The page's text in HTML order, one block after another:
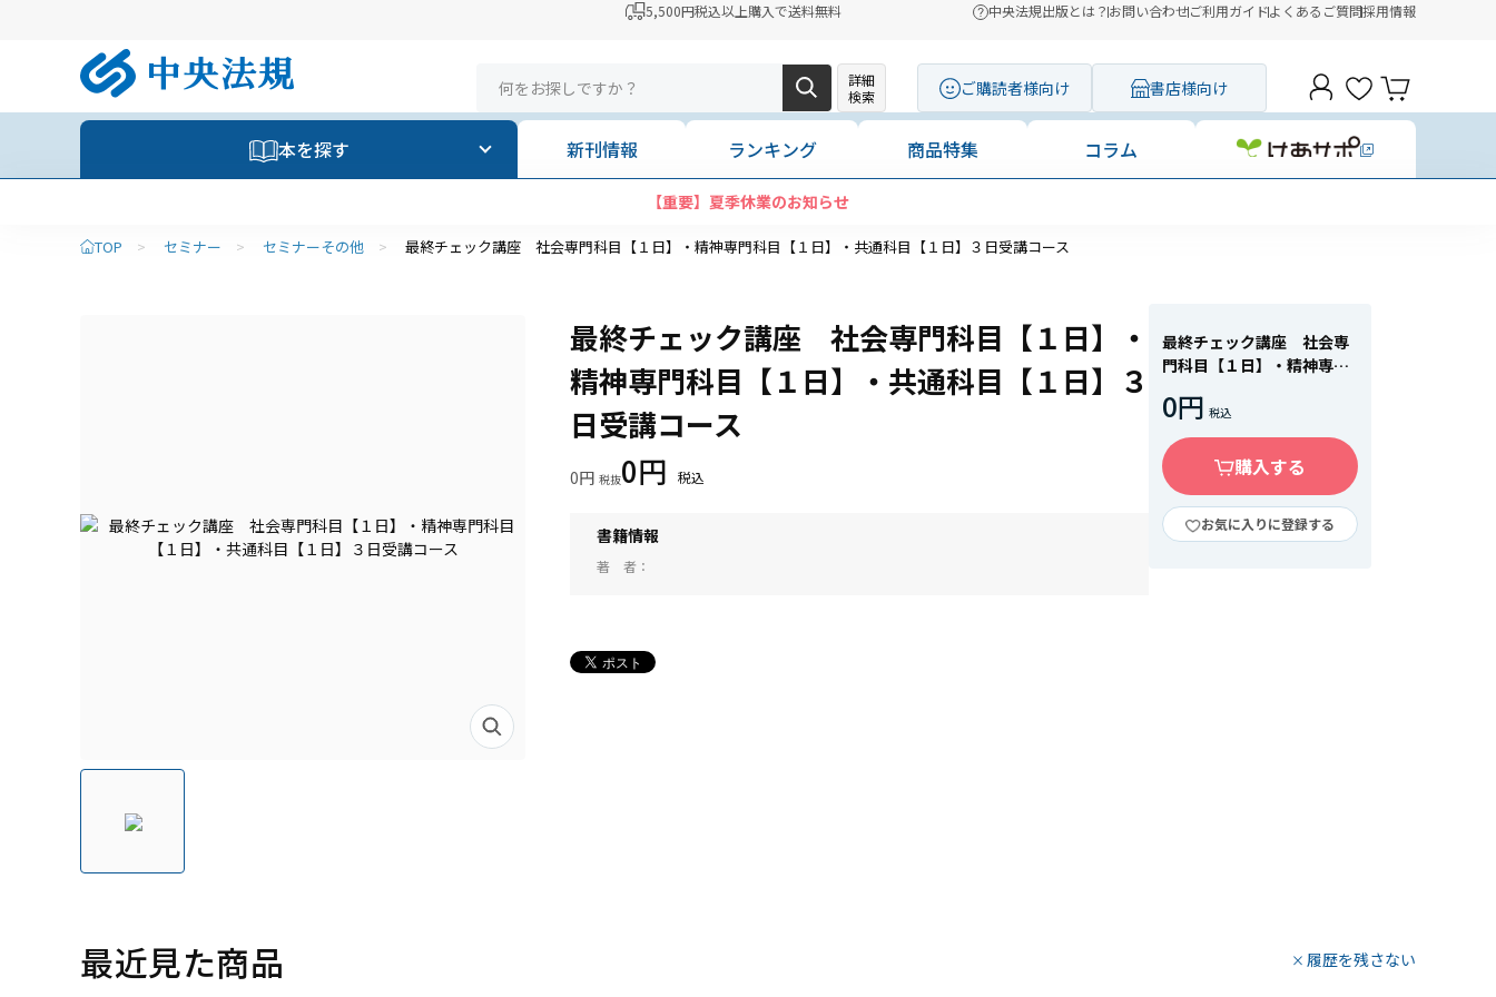
5,500円税込以上購入で送料無料 中央法規出版とは？お問い合わせご利用ガイドよくあるご質問採用情報
詳細
検索
ご購読者様向け 書店様向け
本を探す 新刊情報 ランキング 商品特集 コラム
【重要】夏季休業のお知らせ
TOP > セミナー > セミナーその他 > 最終チェック講座 社会専門科目【１日】・精神専門科目【１日】・共通科目【１日】３日受講コース
最終チェック講座 社会専門科目【１日】・
精神専門科目【１日】・共通科目【１日】３
日受講コース
0円 0円
書籍情報
著 者
最終チェック講座 社会専
門科目【１日】・精神専門
【１日】３日受講コース
0円
購入する
お気に入りに登録する
最近見た商品 履歴を残さない